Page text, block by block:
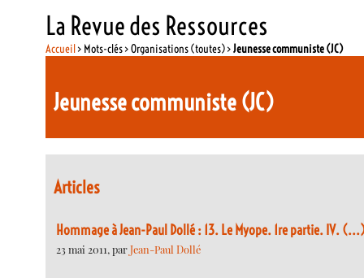
La Revue des Ressources
Accueil> Mots-clés > Organisations (toutes) >Jeunesse communiste (JC)
Jeunesse communiste (JC)
Articles
Hommage à Jean-Paul Dollé : 13. Le Myope. 1re partie. IV.
23 mai 2011, parJean-Paul Dollé